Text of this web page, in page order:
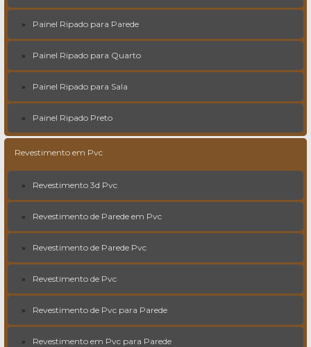
Painel Ripado para Parede
Painel Ripado para Quarto
Painel Ripado para Sala
Painel Ripado Preto
Revestimento em Pvc
Revestimento 3d Pvc
Revestimento de Parede em Pvc
Revestimento de Parede Pvc
Revestimento de Pvc
Revestimento de Pvc para Parede
Revestimento em Pvc para Parede